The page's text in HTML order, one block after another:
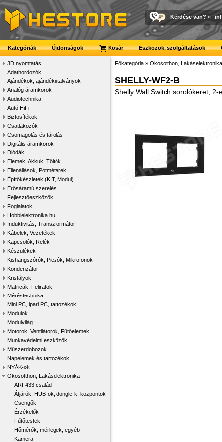
Kérdése van? »
Kategóriák Újdonságok Kosár Eszközök, szolgáltatások
3D nyomtatás
Adathordozók
Ajándékok, ajándékutalványok
Analóg áramkörök
Audiotechnika
Autó HiFi
Biztosítékok
Csatlakozók
Csomagolás és tárolás
Digitális áramkörök
Diódák
Elemek, Akkuk, Töltők
Ellenállások, Potméterek
Építőkészletek (KIT, Modul)
Erősáramú szerelés
Fejlesztőeszközök
Foglalatok
Hobbielektronika.hu
Induktivitás, Transzformátor
Kábelek, Vezetékek
Kapcsolók, Relék
Készülékek
Kishangszórók, Piezók, Mikrofonok
Kondenzátor
Kristályok
Matricák, Feliratok
Méréstechnika
Mini PC, ipari PC, tartozékok
Modulok
Modulvilág
Motorok, Ventilátorok, Fűtőelemek
Munkavédelmi eszközök
Műszerdobozok
Napelemek és tartozékok
NYÁK-ok
Okosotthon, Lakáselektronika
ARF433 család
Átjárók, HUB-ok, dongle-k, központok
Csengők
Érzékelők
Fűtőtestek
Hőmérők, mérlegek, egyéb
Kamera
Főkategória » Okosotthon, Lakáselektronika
SHELLY-WF2-B
Shelly Wall Switch sorolókeret,